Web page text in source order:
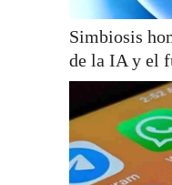
Simbiosis
de la IA y el